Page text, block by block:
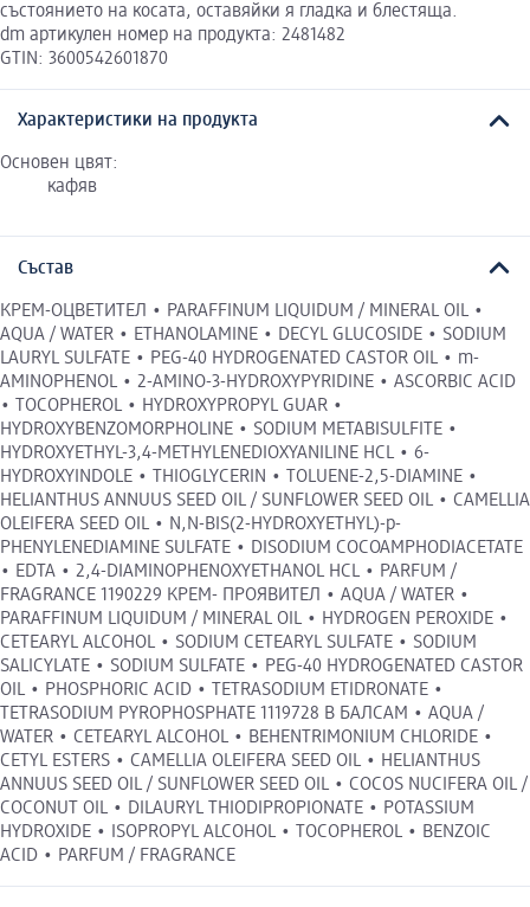
състоянието на косата, оставяйки я гладка и блестяща.
dm артикулен номер на продукта: 2481482
GTIN: 3600542601870
Характеристики на продукта
Основен цвят:
кафяв
Състав
КРЕМ-ОЦВЕТИТЕЛ • PARAFFINUM LIQUIDUM / MINERAL OIL •
AQUA / WATER • ETHANOLAMINE • DECYL GLUCOSIDE • SODIUM
LAURYL SULFATE • PEG-40 HYDROGENATED CASTOR OIL • m-
AMINOPHENOL • 2-AMINO-3-HYDROXYPYRIDINE • ASCORBIC ACID
• TOCOPHEROL • HYDROXYPROPYL GUAR •
HYDROXYBENZOMORPHOLINE • SODIUM METABISULFITE •
HYDROXYETHYL-3,4-METHYLENEDIOXYANILINE HCL • 6-
HYDROXYINDOLE • THIOGLYCERIN • TOLUENE-2,5-DIAMINE •
HELIANTHUS ANNUUS SEED OIL / SUNFLOWER SEED OIL • CAMELLIA
OLEIFERA SEED OIL • N,N-BIS(2-HYDROXYETHYL)-p-
PHENYLENEDIAMINE SULFATE • DISODIUM COCOAMPHODIACETATE
• EDTA • 2,4-DIAMINOPHENOXYETHANOL HCL • PARFUM /
FRAGRANCE 1190229 КРЕМ- ПРОЯВИТЕЛ • AQUA / WATER •
PARAFFINUM LIQUIDUM / MINERAL OIL • HYDROGEN PEROXIDE •
CETEARYL ALCOHOL • SODIUM CETEARYL SULFATE • SODIUM
SALICYLATE • SODIUM SULFATE • PEG-40 HYDROGENATED CASTOR
OIL • PHOSPHORIC ACID • TETRASODIUM ETIDRONATE •
TETRASODIUM PYROPHOSPHATE 1119728 B БАЛСАМ • AQUA /
WATER • CETEARYL ALCOHOL • BEHENTRIMONIUM CHLORIDE •
CETYL ESTERS • CAMELLIA OLEIFERA SEED OIL • HELIANTHUS
ANNUUS SEED OIL / SUNFLOWER SEED OIL • COCOS NUCIFERA OIL /
COCONUT OIL • DILAURYL THIODIPROPIONATE • POTASSIUM
HYDROXIDE • ISOPROPYL ALCOHOL • TOCOPHEROL • BENZOIC
ACID • PARFUM / FRAGRANCE